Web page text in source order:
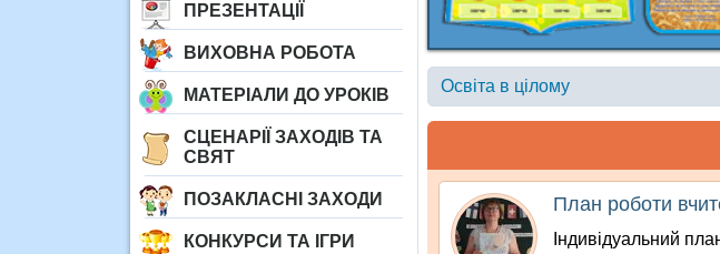
ПРЕЗЕНТАЦІЇ
ВИХОВНА РОБОТА
МАТЕРІАЛИ ДО УРОКІВ
СЦЕНАРІЇ ЗАХОДІВ ТА
СВЯТ
ПОЗАКЛАСНІ ЗАХОДИ
КОНКУРСИ ТА ІГРИ
Освіта в цілому
План роботи
Індивідуальний